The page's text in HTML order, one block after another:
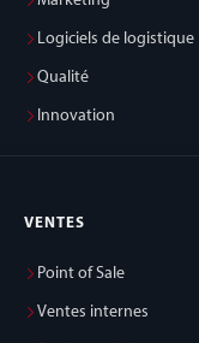
Logiciels de logistique
Qualité
Innovation
VENTES
Point of Sale
Ventes internes